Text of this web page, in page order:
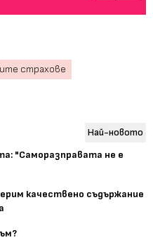
страхове
Най-новото
"Саморазправата не е
качествено съдържание